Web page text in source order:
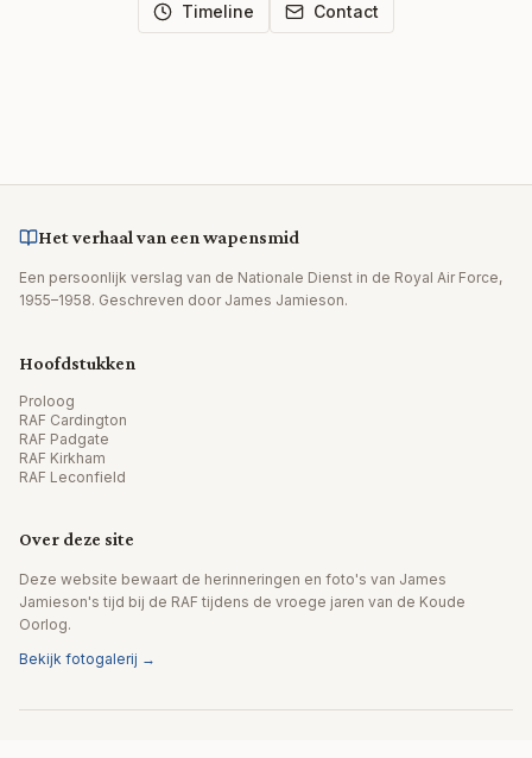
Timeline Contact
Het verhaal van een wapensmid
Een persoonlijk verslag van de Nationale Dienst in de Royal Air Force,
1955–1958. Geschreven door James Jamieson.
Hoofdstukken
Proloog
RAF Cardington
RAF Padgate
RAF Kirkham
RAF Leconfield
Over deze site
Deze website bewaart de herinneringen en foto's van James
Jamieson's tijd bij de RAF tijdens de vroege jaren van de Koude
Oorlog.
Bekijk fotogalerij →